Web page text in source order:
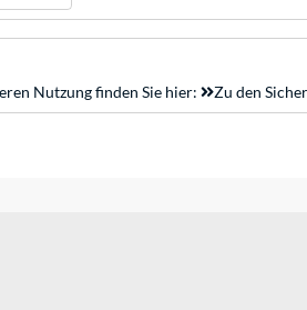
Nutzung finden Sie hier: Zu den